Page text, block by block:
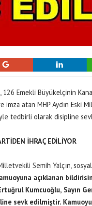
126 Emekli Büyükelçinin
imza atan MHP Aydın Eski
tedbirli olarak disipline
İHRAÇ EDİLİYOR
Semih Yalçın,
açıklanan
Kumcuoğlu, Sayın
sevk edilmiştir.